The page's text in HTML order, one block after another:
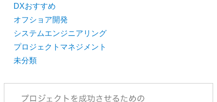
DXおすすめ
オフショア開発
システムエンジニアリング
プロジェクトマネジメント
未分類